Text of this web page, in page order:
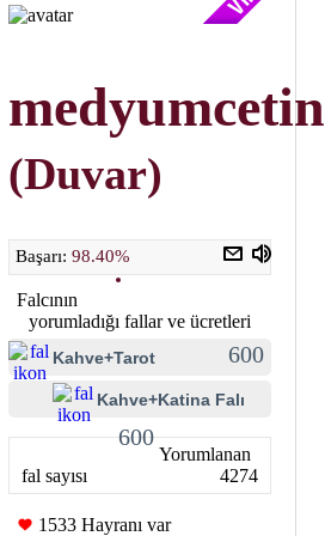
medyumcetin
(Duvar)
Başarı: 98.40%
Falcının
yorumladığı fallar ve ücretleri
Kahve+Tarot 600
Kahve+Katina Falı
600
Yorumlanan
fal sayısı
4274
1533 Hayranı var